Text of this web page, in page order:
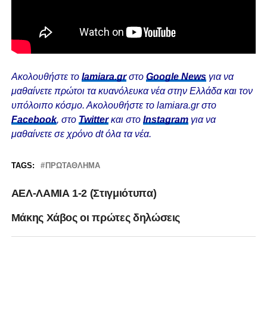
Ακολουθήστε το lamiara.grστο Google Newsγια να
μαθαίνετε πρώτοι τα κυανόλευκα νέα στην Ελλάδα και τον
υπόλοιπο κόσμο. Ακολουθήστε το lamiara.gr στο
Facebook, στο Twitterκαι στο Instagram για να
μαθαίνετε σε χρόνο dt όλα τα νέα.
TAGS: ΠΡΩΤΆΘΛΗΜΑ
ΑΕΛ-ΛΑΜΙΑ 1-2 (Στιγμιότυπα)
Μάκης Χάβος οι πρώτες δηλώσεις